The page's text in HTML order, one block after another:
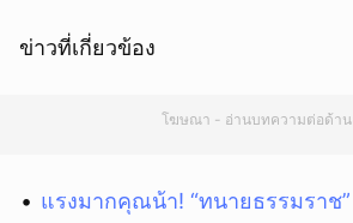
ข่าวที่เกี่ยวข้อง
โฆษณา - อ่านบทความต่อด้าน
แรงมากคุณน้า! “ทนายธรรมราช